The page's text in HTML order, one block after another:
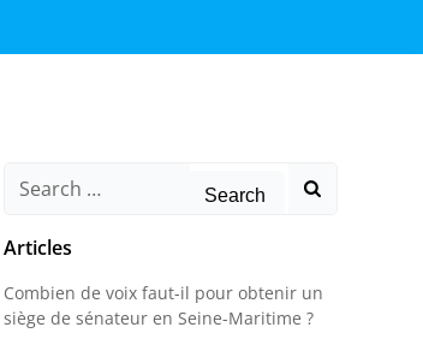
for:
Articles
Combien de voix faut-il pour obtenir un
siège de sénateur en Seine-Maritime ?